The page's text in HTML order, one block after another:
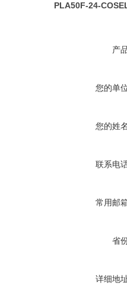
PLA50F-24-
产
您的单
您的姓
联系电
常用邮
省
详细地